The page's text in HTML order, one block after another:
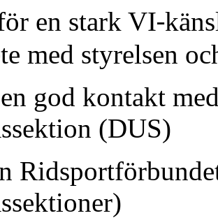
en stark VI‐
med styrelsen
god kontakt
(DUS)